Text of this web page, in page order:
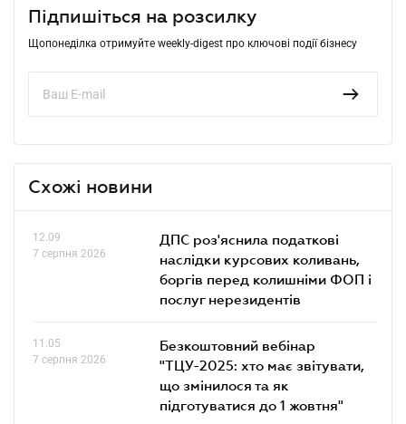
Підпишіться на розсилку
Щопонеділка отримуйте weekly-digest про ключові події бізнесу
Схожі новини
12.09
7 серпня 2026
ДПС роз'яснила податкові
наслідки курсових коливань,
боргів перед колишніми ФОП і
послуг нерезидентів
11.05
7 серпня 2026
Безкоштовний вебінар
"ТЦУ-2025: хто має звітувати,
що змінилося та як
підготуватися до 1 жовтня"